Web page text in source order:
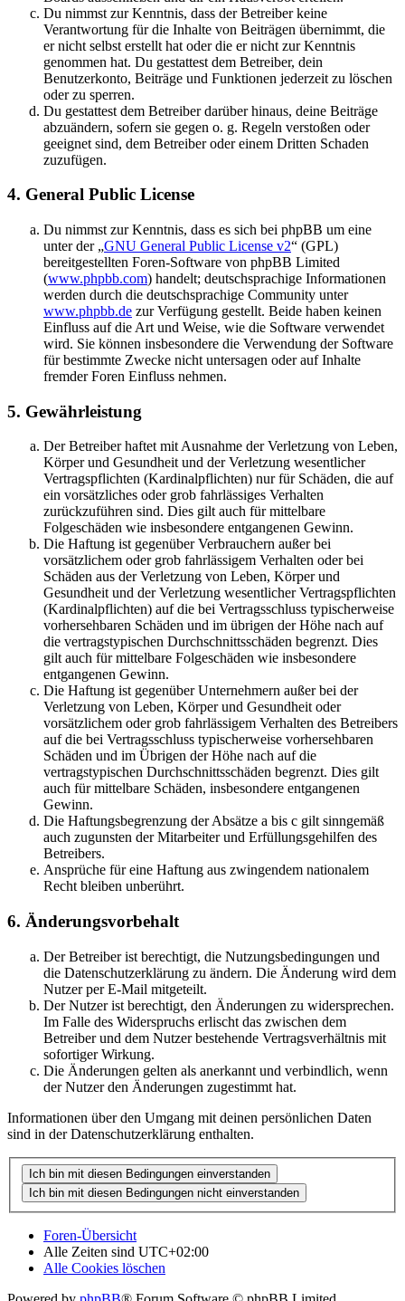
Du nimmst zur Kenntnis, dass der Betreiber keine
Verantwortung für die Inhalte von Beiträgen übernimmt, die
er nicht selbst erstellt hat oder die er nicht zur Kenntnis
genommen hat. Du gestattest dem Betreiber, dein
Benutzerkonto, Beiträge und Funktionen jederzeit zu löschen
oder zu sperren.
Du gestattest dem Betreiber darüber hinaus, deine Beiträge
abzuändern, sofern sie gegen o. g. Regeln verstoßen oder
geeignet sind, dem Betreiber oder einem Dritten Schaden
zuzufügen.
4. General Public License
Du nimmst zur Kenntnis, dass es sich bei phpBB um eine
unter der „GNU General Public License v2“ (GPL)
bereitgestellten Foren-Software von phpBB Limited
(www.phpbb.com) handelt; deutschsprachige Informationen
werden durch die deutschsprachige Community unter
www.phpbb.de zur Verfügung gestellt. Beide haben keinen
Einfluss auf die Art und Weise, wie die Software verwendet
wird. Sie können insbesondere die Verwendung der Software
für bestimmte Zwecke nicht untersagen oder auf Inhalte
fremder Foren Einfluss nehmen.
5. Gewährleistung
Der Betreiber haftet mit Ausnahme der Verletzung von Leben,
Körper und Gesundheit und der Verletzung wesentlicher
Vertragspflichten (Kardinalpflichten) nur für Schäden, die auf
ein vorsätzliches oder grob fahrlässiges Verhalten
zurückzuführen sind. Dies gilt auch für mittelbare
Folgeschäden wie insbesondere entgangenen Gewinn.
Die Haftung ist gegenüber Verbrauchern außer bei
vorsätzlichem oder grob fahrlässigem Verhalten oder bei
Schäden aus der Verletzung von Leben, Körper und
Gesundheit und der Verletzung wesentlicher Vertragspflichten
(Kardinalpflichten) auf die bei Vertragsschluss typischerweise
vorhersehbaren Schäden und im übrigen der Höhe nach auf
die vertragstypischen Durchschnittsschäden begrenzt. Dies
gilt auch für mittelbare Folgeschäden wie insbesondere
entgangenen Gewinn.
Die Haftung ist gegenüber Unternehmern außer bei der
Verletzung von Leben, Körper und Gesundheit oder
vorsätzlichem oder grob fahrlässigem Verhalten des Betreibers
auf die bei Vertragsschluss typischerweise vorhersehbaren
Schäden und im Übrigen der Höhe nach auf die
vertragstypischen Durchschnittsschäden begrenzt. Dies gilt
auch für mittelbare Schäden, insbesondere entgangenen
Gewinn.
Die Haftungsbegrenzung der Absätze a bis c gilt sinngemäß
auch zugunsten der Mitarbeiter und Erfüllungsgehilfen des
Betreibers.
Ansprüche für eine Haftung aus zwingendem nationalem
Recht bleiben unberührt.
6. Änderungsvorbehalt
Der Betreiber ist berechtigt, die Nutzungsbedingungen und
die Datenschutzerklärung zu ändern. Die Änderung wird dem
Nutzer per E-Mail mitgeteilt.
Der Nutzer ist berechtigt, den Änderungen zu widersprechen.
Im Falle des Widerspruchs erlischt das zwischen dem
Betreiber und dem Nutzer bestehende Vertragsverhältnis mit
sofortiger Wirkung.
Die Änderungen gelten als anerkannt und verbindlich, wenn
der Nutzer den Änderungen zugestimmt hat.
Informationen über den Umgang mit deinen persönlichen Daten
sind in der Datenschutzerklärung enthalten.
Foren-Übersicht
Alle Zeiten sind UTC+02:00
Alle Cookies löschen